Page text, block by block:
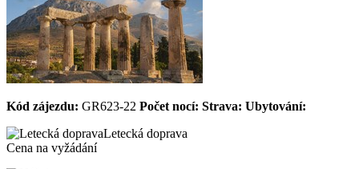
Kód zájezdu: GR623-22 Počet nocí: Strava: Ubytování:
Letecká doprava
Cena na vyžádání